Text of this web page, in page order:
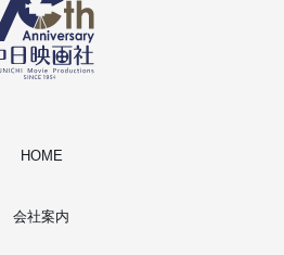
HOME
会社案内